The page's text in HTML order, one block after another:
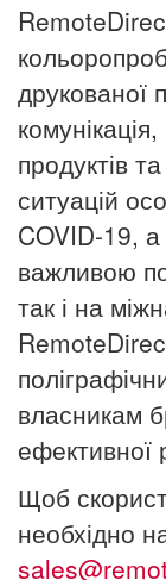
друкованої
продуктів
ситуацій
COVID-19,
важливою
так і на
власникам
ефективної
Щоб
необхідно